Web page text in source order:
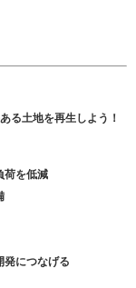
る土地を再生しよう！
荷を低減
発につなげる